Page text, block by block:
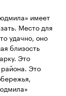
имеет
Место для
удачно, оно
близость
Это
района. Это